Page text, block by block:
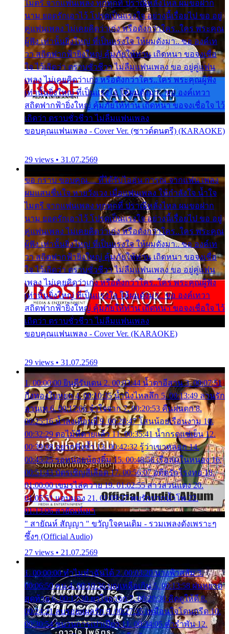
ไมตรี จากแฟนเพลง ทุกทุกที่ ปราณีหลั่งไหล ผมขอฝาก
นาม ยอดรักเอาไว้ โปรดเป็นแรงใจ อย่างนี้เรื่อยไป ขอ อยู่
คู่แฟนเพลง ไม่เคยคิดว่าเก่ง หรือดังกว่าใคร..ใคร พระคุณ
ผู้ฟัง เท่านั้นยิ่งใหญ่ ที่เป็นแรงใจ ให้ผมดังมา.. ขอ องค์เท
วา สถิตฟากฟ้ายิ่งใหญ่ คุ้มภัยให้ท่าน เถิดหนา ขอจงเชื่อ
ใจ ไว้เถิดว่า ตราบชั่วชีวา ไม่ลืมแฟนเพลง ขอ อยู่คู่แฟน
เพลง ไม่เคยคิดว่าเก่ง หรือดังกว่าใคร..ใคร พระคุณผู้ฟัง
เท่านั้นยิ่งใหญ่ ที่เป็นแรงใจ ให้ผมดังมา.. ขอ องค์เทวา
สถิตฟากฟ้ายิ่งใหญ่ คุ้มภัยให้ท่าน เถิดหนา ขอจงเชื่อใจ ไว้
เถิดว่า ตราบชั่วชีวา ไม่ลืมแฟนเพลง
ขอบคุณแฟนเพลง - Cover Ver. (ซาวด์ดนตรี) (KARAOKE)
29 views • 31.07.2569
ขอ กราบ ขอบคุณ.... ที่ได้รับไออุ่น การุณ จากแฟน เพลง
ผมแสนชื่นใจ หายวังเวง เมื่อแฟนเพลง ให้กำลังใจ น้ำใจ
ไมตรี จากแฟนเพลง ทุกทุกที่ ปราณีหลั่งไหล ผมขอฝาก
นาม ยอดรักเอาไว้ โปรดเป็นแรงใจ อย่างนี้เรื่อยไป ขอ อยู่
คู่แฟนเพลง ไม่เคยคิดว่าเก่ง หรือดังกว่าใคร..ใคร พระคุณ
ผู้ฟัง เท่านั้นยิ่งใหญ่ ที่เป็นแรงใจ ให้ผมดังมา.. ขอ องค์เท
วา สถิตฟากฟ้ายิ่งใหญ่ คุ้มภัยให้ท่าน เถิดหนา ขอจงเชื่อ
ใจ ไว้เถิดว่า ตราบชั่วชีวา ไม่ลืมแฟนเพลง ขอ อยู่คู่แฟน
เพลง ไม่เคยคิดว่าเก่ง หรือดังกว่าใคร..ใคร พระคุณผู้ฟัง
เท่านั้นยิ่งใหญ่ ที่เป็นแรงใจ ให้ผมดังมา.. ขอ องค์เทวา
สถิตฟากฟ้ายิ่งใหญ่ คุ้มภัยให้ท่าน เถิดหนา ขอจงเชื่อใจ ไว้
เถิดว่า ตราบชั่วชีวา ไม่ลืมแฟนเพลง
ขอบคุณแฟนเพลง - Cover Ver. (KARAOKE)
29 views • 31.07.2569
1. 00:00:00 ยินดีรับเดน 2. 00:03:44 น้ำตาอีสาน 3. 00:07:51
กิ่งทองใบหยก 4. 00:10:35 น้ำนิ่งไหลลึก 5. 00:13:49 ลานรัก
ลานเท 6. 00:17:06 จำใจจาก 7. 00:20:53 คืนฝนตก 8.
00:25:16 น้ำลงเดือนยี่ 9. 00:28:47 โสนน้อยเรือนงาม 10.
00:32:29 ตอไม้ที่ตายแล้ว 11. 00:35:41 น้ำกรดแช่เย็น 12.
00:39:08 อยากฟังซ้ำ 13. 00:42:32 รู้ว่าเขาหลอก 14.
00:45:25 รอหน่อยน้องติ๋ม 15. 00:48:56 เรือล่มในหนอง 16.
00:51:43 บัตรเชิญสีเลือด 17. 00:56:07 อดีตรักโรงทอ 18.
01:00:00 เขมรไล่ควาย 19. 01:02:55 สาวสวนแตง 20.
01:05:51 แอบมอง 21. 01:09:27 พบรักปากน้ำโพ 22.
01:13:06 สายัณห์เมา
" สายัณห์ สัญญา " ขวัญใจคนเดิม - รวมเพลงดังเพราะๆ
ซึ้งๆ (Official Audio)
27 views • 21.07.2569
1. 00:00:00 ทำไมทำฉันได้ 2. 00:03:20 นางฟ้าสลัม 3.
00:06:50 คน 4. 00:10:36 บุญเหลือเกิน 5. 00:13:58 ฝนหยาด
สุดท้าย 6. 00:17:30 ยาใจยาจก 7. 00:20:30 คิดดูให้ดี 8.
00:24:21 ลบรอยแผลรัก 9. 00:27:35 เหมือนใจโดนกรีด 10.
00:30:54 ขบวนการเปาเปียว 11. 00:34:05 คำรำพัน 12.